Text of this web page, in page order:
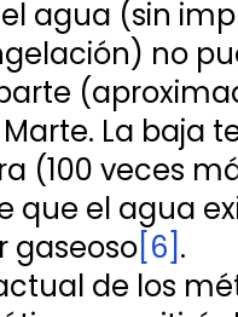
agua (sin
no
La baja
(100 veces
que el agua
gaseoso [6] .
de los